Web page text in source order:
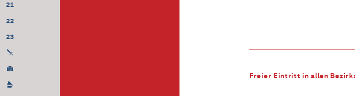
21
22
23
Freier Eintritt in allen